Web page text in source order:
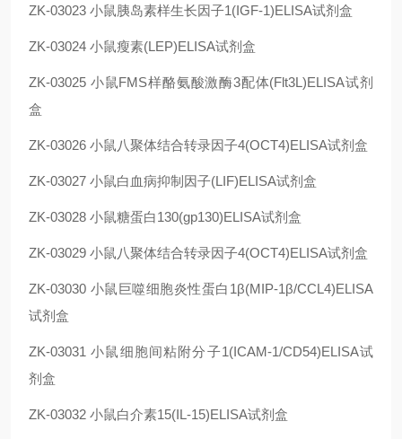
ZK-03023 小鼠胰岛素样生长因子1(IGF-1)ELISA试剂盒
ZK-03024 小鼠瘦素(LEP)ELISA试剂盒
ZK-03025 小鼠FMS样酪氨酸激酶3配体(Flt3L)ELISA试剂
盒
ZK-03026 小鼠八聚体结合转录因子4(OCT4)ELISA试剂盒
ZK-03027 小鼠白血病抑制因子(LIF)ELISA试剂盒
ZK-03028 小鼠糖蛋白130(gp130)ELISA试剂盒
ZK-03029 小鼠八聚体结合转录因子4(OCT4)ELISA试剂盒
ZK-03030 小鼠巨噬细胞炎性蛋白1β(MIP-1β/CCL4)ELISA
试剂盒
ZK-03031 小鼠细胞间粘附分子1(ICAM-1/CD54)ELISA试
剂盒
ZK-03032 小鼠白介素15(IL-15)ELISA试剂盒